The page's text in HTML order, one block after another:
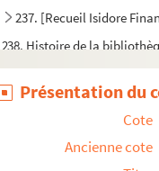
237. [Recueil Isidore
238. Histoire de la
239. [Recueil]
240. [Recueil]
242. Gaston Save :
Présentation du
Cote
Ancienne cote